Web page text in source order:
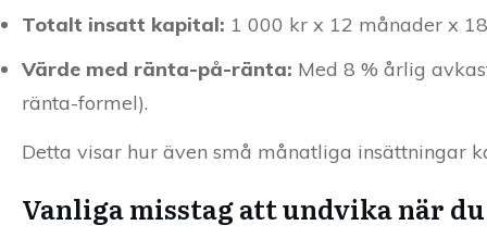
Totalt insatt kapital: 1 000 kr x 12 månader x
Värde med ränta-på-ränta: Med 8 % årlig
ränta-formel).
Detta visar hur även små månatliga insättningar
Vanliga misstag att undvika när